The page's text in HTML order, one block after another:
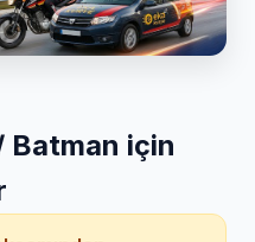
Batman için